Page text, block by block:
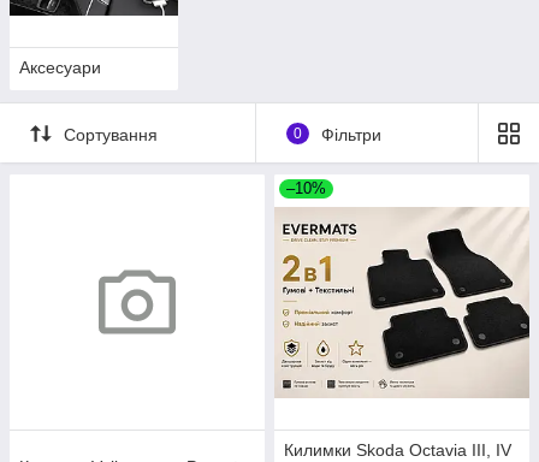
Аксесуари
Сортування 0 Фільтри
–10%
Килимки Skoda Octavia III, IV